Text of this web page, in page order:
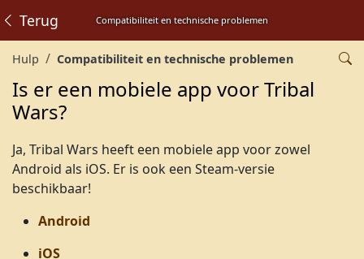
Compatibiliteit en technische problemen
Terug
Hulp Compatibiliteit en technische problemen
Is er een mobiele app voor Tribal
Wars?
Ja, Tribal Wars heeft een mobiele app voor zowel
Android als iOS. Er is ook een Steam-versie
beschikbaar!
Android
iOS